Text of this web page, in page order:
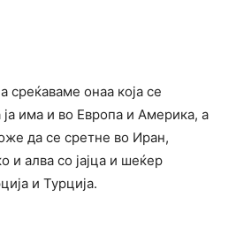
среќаваме онаа која се
ја има и во Европа и Америка, а
да се сретне во Иран,
и алва со јајца и шеќер
и Турција.